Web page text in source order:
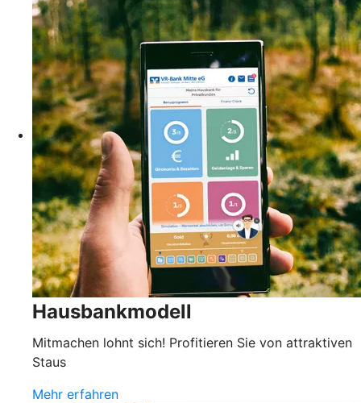
Hausbankmodell
Mitmachen lohnt sich! Profitieren Sie von attraktiven
Staus
Mehr erfahren